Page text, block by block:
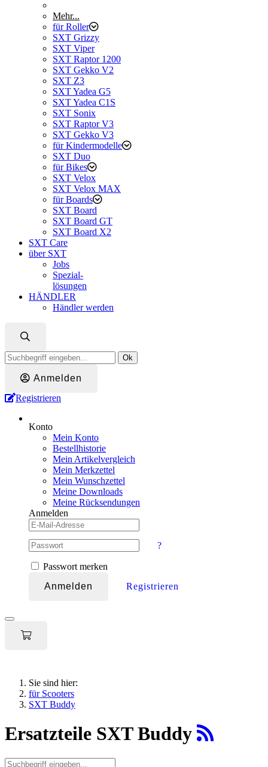
Mehr...
für Roller
SXT Grizzy
SXT Viper
SXT Raptor 1200
SXT Gekko V2
SXT Z3
SXT Yadea G5
SXT Yadea C1S
SXT Sonix
SXT Raptor V3
SXT Gekko V3
für Kindermodelle
SXT Duo
für Bikes
SXT Velox
SXT Velox MAX
für Boards
SXT Board
SXT Board GT
SXT Board X2
SXT Care
über SXT
Jobs
Spezial-
lösungen
HÄNDLER
Händler werden
Ok
Anmelden
Registrieren
Konto
Mein Konto
Bestellhistorie
Mein Artikelvergleich
Mein Merkzettel
Mein Wunschzettel
Meine Downloads
Meine Rücksendungen
Anmelden
?
Passwort merken
Anmelden
Registrieren
Toggle
navigation
Sie sind hier:
für Scooters
SXT Buddy
Ersatzteile SXT Buddy